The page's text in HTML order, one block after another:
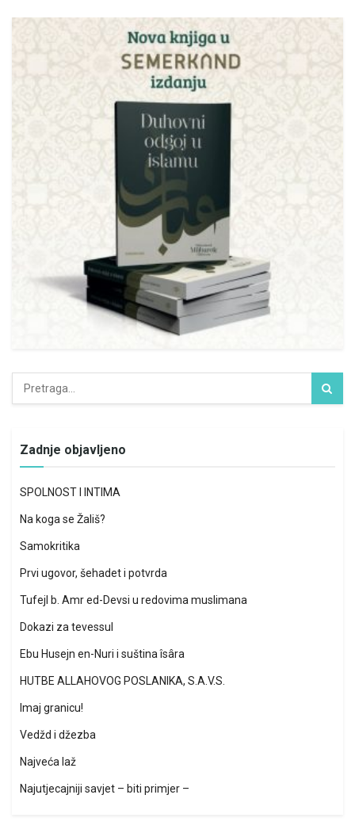
Zadnje objavljeno
SPOLNOST I INTIMA
Na koga se Žališ?
Samokritika
Prvi ugovor, šehadet i potvrda
Tufejl b. Amr ed-Devsi u redovima muslimana
Dokazi za tevessul
Ebu Husejn en-Nuri i suština îsâra
HUTBE ALLAHOVOG POSLANIKA, S.A.V.S.
Imaj granicu!
Vedžd i džezba
Najveća laž
Najutjecajniji savjet – biti primjer –